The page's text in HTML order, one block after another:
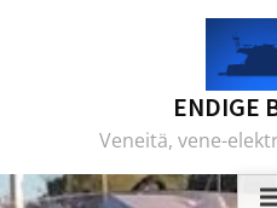
ENDIGE
Veneitä, vene-